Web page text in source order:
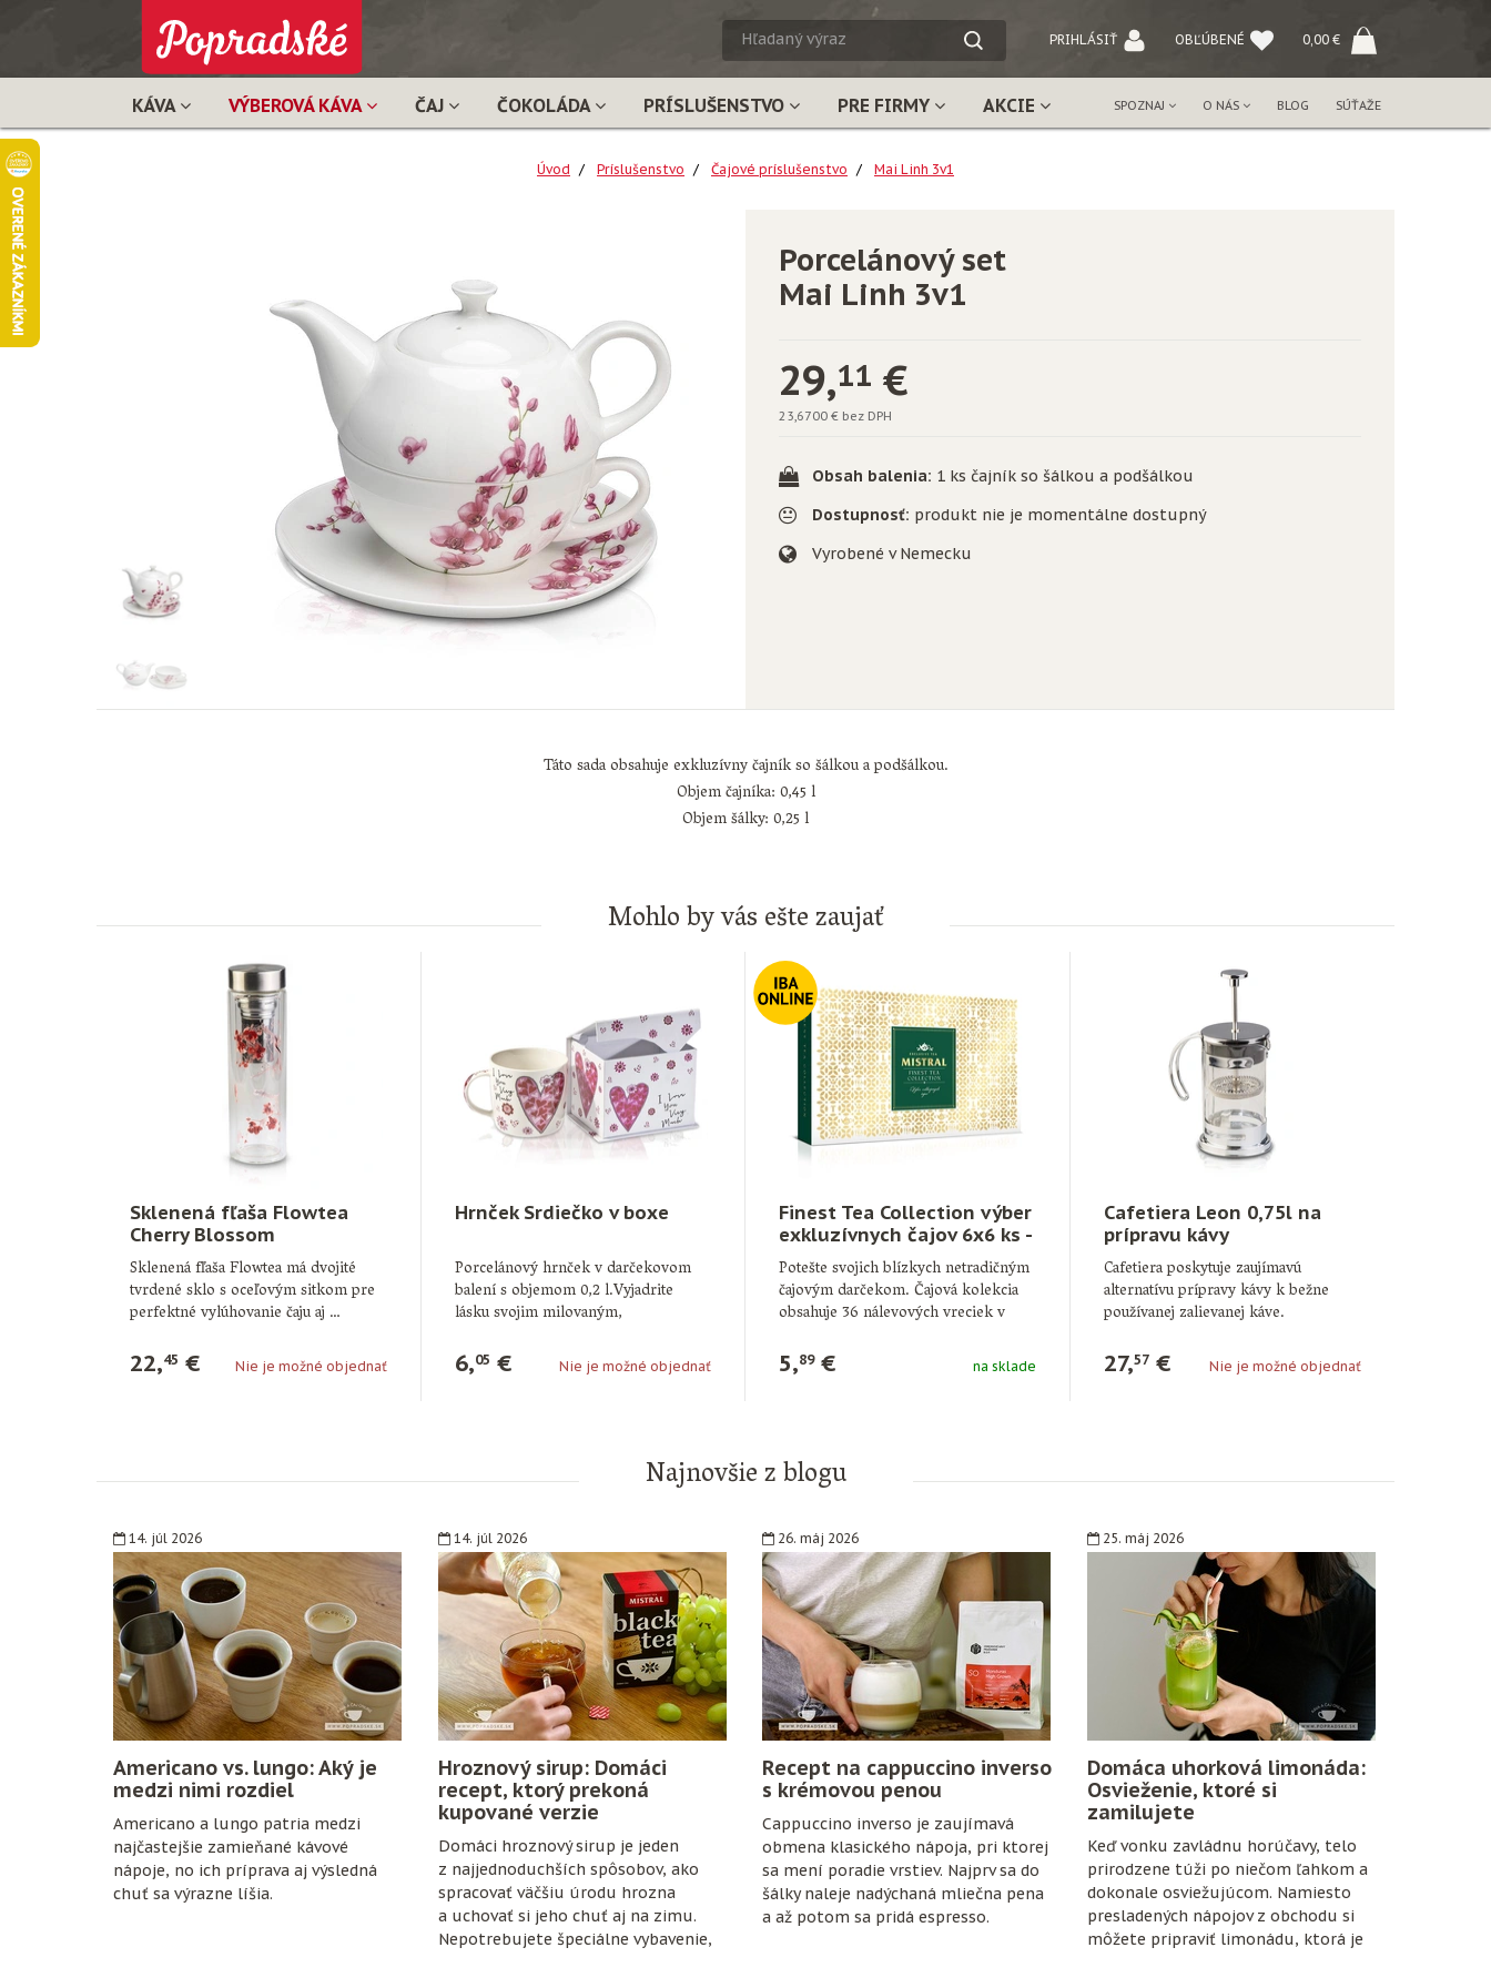
HĽADANÝ
VÝRAZ
PRIHLÁSIŤ OBĽÚBENÉ 0,00 €
KÁVA VÝBEROVÁ KÁVA ČAJ ČOKOLÁDA PRÍSLUŠENSTVO PRE FIRMY AKCIE SPOZNAJ O NÁS BLOG SÚŤAŽE
Úvod Príslušenstvo Čajové príslušenstvo Mai Linh 3v1
Porcelánový set
Mai Linh 3v1
29,11 €
23,6700 € bez DPH
Obsah balenia: 1 ks čajník so šálkou a podšálkou
Dostupnosť: produkt nie je momentálne dostupný
Vyrobené v Nemecku
Táto sada obsahuje exkluzívny čajník so šálkou a podšálkou.
Objem čajníka: 0,45 l
Objem šálky: 0,25 l
Mohlo by vás ešte zaujať
Sklenená fľaša Flowtea
Cherry Blossom
Sklenená fľaša Flowtea má dvojité
tvrdené sklo s oceľovým sitkom pre
perfektné vylúhovanie čaju aj …
22,45 € Nie je možné objednať
Hrnček Srdiečko v boxe
Porcelánový hrnček v darčekovom
balení s objemom 0,2 l.Vyjadrite
lásku svojim milovaným,
6,05 € Nie je možné objednať
Finest Tea Collection výber
exkluzívnych čajov 6x6 ks -
60 g
Potešte svojich blízkych netradičným
čajovým darčekom. Čajová kolekcia
obsahuje 36 nálevových vreciek v
5,89€ na sklade
Cafetiera Leon 0,75l na
prípravu kávy
Cafetiera poskytuje zaujímavú
alternatívu prípravy kávy k bežne
používanej zalievanej káve.
27,57€ Nie je možné objednať
Najnovšie z blogu
14. júl 2026
Americano vs. lungo: Aký je
medzi nimi rozdiel
Americano a lungo patria medzi
najčastejšie zamieňané kávové
nápoje, no ich príprava aj výsledná
chuť sa výrazne líšia.
14. júl 2026
Hroznový sirup: Domáci
recept, ktorý prekoná
kupované verzie
Domáci hroznový sirup je jeden
z najjednoduchších spôsobov, ako
spracovať väčšiu úrodu hrozna
a uchovať si jeho chuť aj na zimu.
Nepotrebujete špeciálne vybavenie,
26. máj 2026
Recept na cappuccino inverso
s krémovou penou
Cappuccino inverso je zaujímavá
obmena klasického nápoja, pri ktorej
sa mení poradie vrstiev. Najprv sa do
šálky naleje nadýchaná mliečna pena
a až potom sa pridá espresso.
25. máj 2026
Domáca uhorková limonáda:
Osvieženie, ktoré si
zamilujete
Keď vonku zavládnu horúčavy, telo
prirodzene túži po niečom ľahkom a
dokonale osviežujúcom. Namiesto
presladených nápojov z obchodu si
môžete pripraviť limonádu, ktorá je